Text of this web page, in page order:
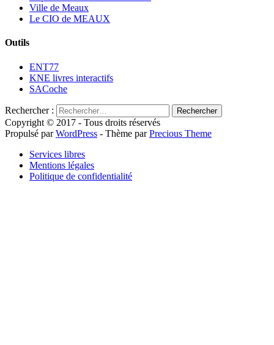
Ville de Meaux
Le CIO de MEAUX
Outils
ENT77
KNE livres interactifs
SACoche
Rechercher :
Copyright © 2017 - Tous droits réservés
Propulsé parWordPress - Thème parPrecious Theme
Services libres
Mentions légales
Politique de confidentialité